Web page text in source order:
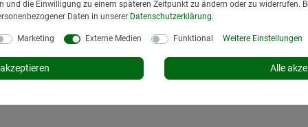
In den
und die Einwilligung zu einem späteren Zeitpunkt zu ändern oder zu widerrufen.
Daten in unserer Daten­schutz­erklärung.
Marketing Externe Medien Funktional Weitere Einstellungen
Alle